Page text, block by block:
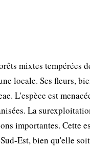
mixtes tempérées
locale. Ses fleurs,
L'espèce est
La
importantes. Cette
Est, bien qu'elle